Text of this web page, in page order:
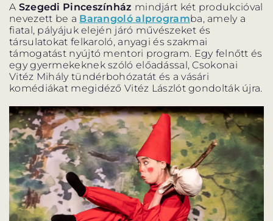
GYAKORI KÉRDÉSEK
A Szegedi Pinceszínház mindjárt két produkcióval
nevezett be a Barangoló alprogramba, amely a
fiatal, pályájuk elején járó művészeket és
társulatokat felkaroló, anyagi és szakmai
támogatást nyújtó mentori program. Egy felnőtt és
egy gyermekeknek szóló előadással, Csokonai
Vitéz Mihály tündérbohózatát és a vásári
komédiákat megidéző Vitéz Lászlót gondolták újra.